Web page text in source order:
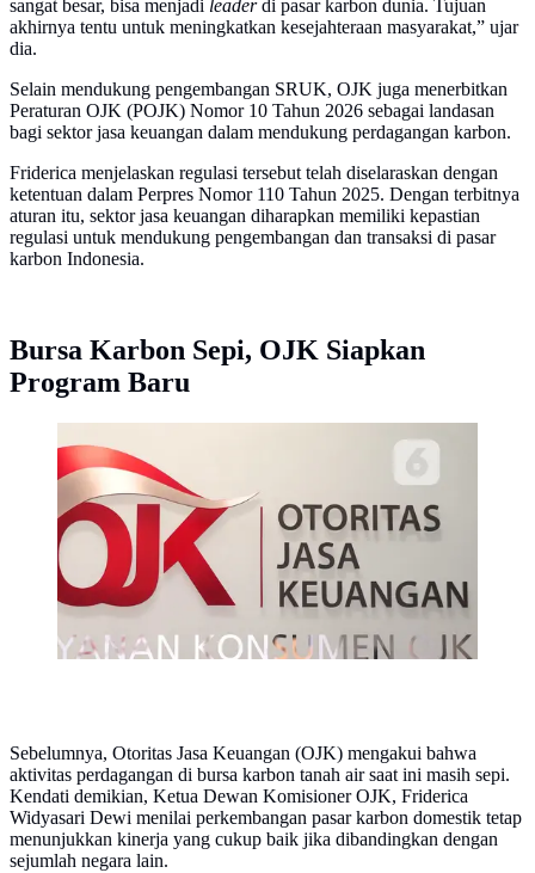
sangat besar, bisa menjadi leaderdi pasar karbon dunia. Tujuan
akhirnya tentu untuk meningkatkan kesejahteraan masyarakat,” ujar
dia.
Selain mendukung pengembangan SRUK, OJK juga menerbitkan
Peraturan OJK (POJK) Nomor 10 Tahun 2026 sebagai landasan
bagi sektor jasa keuangan dalam mendukung perdagangan karbon.
Friderica menjelaskan regulasi tersebut telah diselaraskan dengan
ketentuan dalam Perpres Nomor 110 Tahun 2025. Dengan terbitnya
aturan itu, sektor jasa keuangan diharapkan memiliki kepastian
regulasi untuk mendukung pengembangan dan transaksi di pasar
karbon Indonesia.
Bursa Karbon Sepi, OJK Siapkan
Program Baru
Tulisan OJK terpampang di Kantor Otoritas Jasa
Keuangan (OJK), Jakarta. (Liputan6.com/Angga
Yuniar)
Sebelumnya, Otoritas Jasa Keuangan (OJK) mengakui bahwa
aktivitas perdagangan di bursa karbon tanah air saat ini masih sepi.
Kendati demikian, Ketua Dewan Komisioner OJK, Friderica
Widyasari Dewi menilai perkembangan pasar karbon domestik tetap
menunjukkan kinerja yang cukup baik jika dibandingkan dengan
sejumlah negara lain.